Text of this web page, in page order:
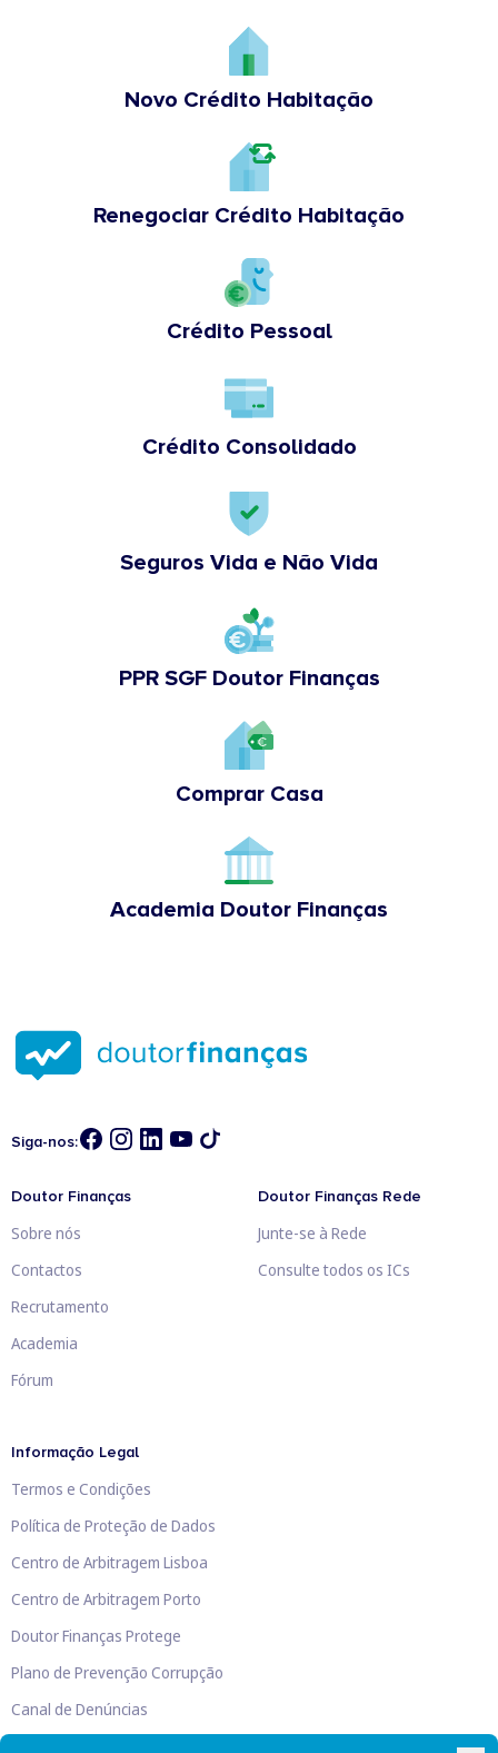
Novo Crédito Habitação
Renegociar Crédito Habitação
Crédito Pessoal
Crédito Consolidado
Seguros Vida e Não Vida
PPR SGF Doutor Finanças
Comprar Casa
Academia Doutor Finanças
Siga-nos:
Doutor Finanças
Sobre nós
Contactos
Recrutamento
Academia
Fórum
Doutor Finanças Rede
Junte-se à Rede
Consulte todos os ICs
Informação Legal
Termos e Condições
Política de Proteção de Dados
Centro de Arbitragem Lisboa
Centro de Arbitragem Porto
Doutor Finanças Protege
Plano de Prevenção Corrupção
Canal de Denúncias